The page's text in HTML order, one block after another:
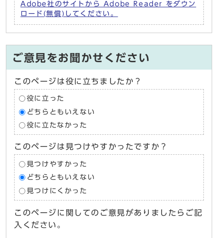
Adobe社のサイトから Adobe Reader をダウン
ロード(無償)してください。
ご意見をお聞かせください
このページは役に立ちましたか？
役に立った
どちらともいえない
役に立たなかった
このページは見つけやすかったですか？
見つけやすかった
どちらともいえない
見つけにくかった
このページに関してのご意見がありましたらご記
入ください。